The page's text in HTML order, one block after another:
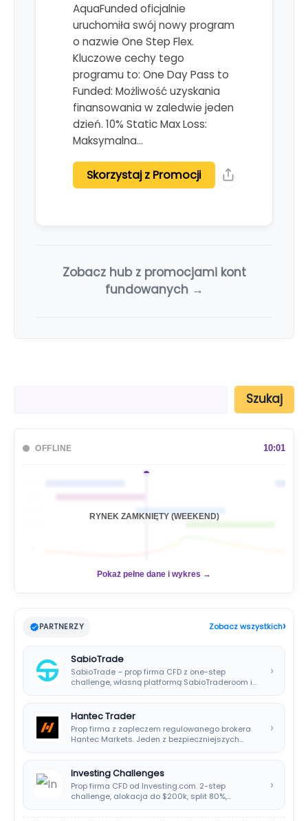
AquaFunded oficjalnie
uruchomiła swój nowy program
o nazwie One Step Flex.
Kluczowe cechy tego
programu to: One Day Pass to
Funded: Możliwość uzyskania
finansowania w zaledwie jeden
dzień. 10% Static Max Loss:
Maksymalna…
Skorzystaj z Promocji
Zobacz hub z promocjami kont
fundowanych →
Szukaj
OFFLINE 10:01
RYNEK ZAMKNIĘTY (WEEKEND)
Pokaż pełne dane i wykres →
PARTNERZY Zobacz wszystkich›
SabioTrade
SabioTrade – prop firma CFD z one-step
challenge, własną platformą SabioTraderoom i
›
Hantec Trader
Prop firma z zapleczem regulowanego brokera
Hantec Markets. Jeden z bezpieczniejszych
›
Investing Challenges
Prop firma CFD od Investing.com. 2-step
challenge, alokacja do $200k, split 80%,
›